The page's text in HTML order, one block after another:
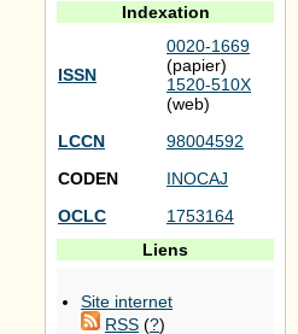
Indexation
ISSN
0020-1669
(papier)
1520-510X
(web)
LCCN
98004592
CODEN
INOCAJ
OCLC
1753164
Liens
Site internet
RSS (?)